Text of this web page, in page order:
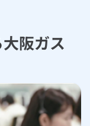
阪ガス